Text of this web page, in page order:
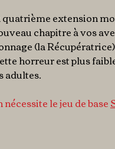
quatrième extension
chapitre à vos
(la
horreur est plus
​​adultes.
le jeu de base